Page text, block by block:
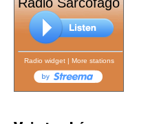
Radio widget| More stations